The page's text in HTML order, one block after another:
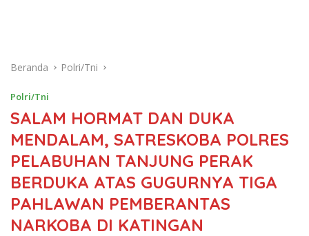
Beranda Polri/Tni
Polri/Tni
SALAM HORMAT DAN DUKA
MENDALAM, SATRESKOBA POLRES
PELABUHAN TANJUNG PERAK
BERDUKA ATAS GUGURNYA TIGA
PAHLAWAN PEMBERANTAS
NARKOBA DI KATINGAN